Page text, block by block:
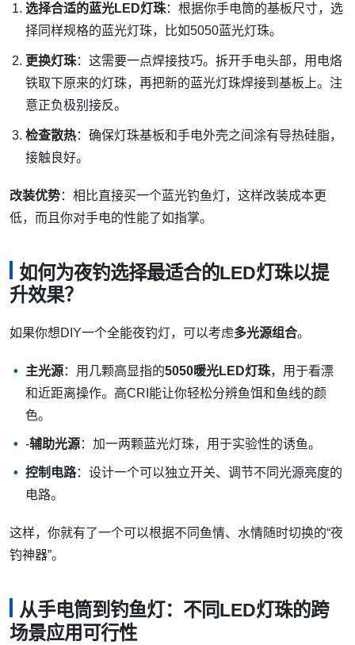
选择合适的蓝光LED灯珠：根据你手电筒的基板尺寸，选
择同样规格的蓝光灯珠，比如5050蓝光灯珠。
更换灯珠：这需要一点焊接技巧。拆开手电头部，用电烙
铁取下原来的灯珠，再把新的蓝光灯珠焊接到基板上。注
意正负极别接反。
检查散热：确保灯珠基板和手电外壳之间涂有导热硅脂，
接触良好。
改装优势：相比直接买一个蓝光钓鱼灯，这样改装成本更
低，而且你对手电的性能了如指掌。
如何为夜钓选择最适合的LED灯珠以提
升效果？
如果你想DIY一个全能夜钓灯，可以考虑多光源组合。
主光源：用几颗高显指的5050暖光LED灯珠，用于看漂
和近距离操作。高CRI能让你轻松分辨鱼饵和鱼线的颜
色。
-辅助光源：加一两颗蓝光灯珠，用于实验性的诱鱼。
控制电路：设计一个可以独立开关、调节不同光源亮度的
电路。
这样，你就有了一个可以根据不同鱼情、水情随时切换的“夜
钓神器”。
从手电筒到钓鱼灯：不同LED灯珠的跨
场景应用可行性